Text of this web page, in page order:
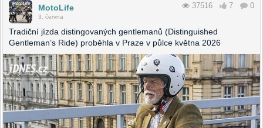
MotoLife
3. června
37516 7 0
Tradiční jízda distingovaných gentlemanů (Distinguished
Gentleman’s Ride) proběhla v Praze v půlce května 2026